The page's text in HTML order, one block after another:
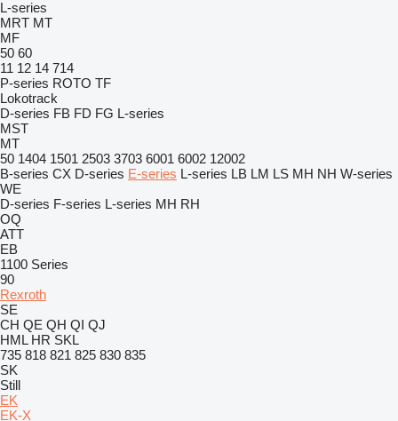
L-series
MRT MT
MF
50 60
11 12 14 714
P-series ROTO TF
Lokotrack
D-series FB FD FG L-series
MST
MT
50 1404 1501 2503 3703 6001 6002 12002
B-series CX D-series E-series L-series LB LM LS MH NH W-series
WE
D-series F-series L-series MH RH
OQ
ATT
EB
1100 Series
90
Rexroth
SE
CH QE QH QI QJ
HML HR SKL
735 818 821 825 830 835
SK
Still
EK
EK-X